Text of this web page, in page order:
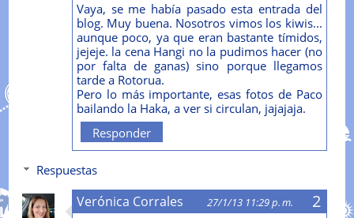
Vaya, se me había pasado esta entrada del
blog. Muy buena. Nosotros vimos los kiwis...
aunque poco, ya que eran bastante tímidos,
jejeje. la cena Hangi no la pudimos hacer (no
por falta de ganas) sino porque llegamos
tarde a Rotorua.
Pero lo más importante, esas fotos de Paco
bailando la Haka, a ver si circulan, jajajaja.
Responder
Respuestas
Verónica Corrales 27/1/13 11:29 p. m.